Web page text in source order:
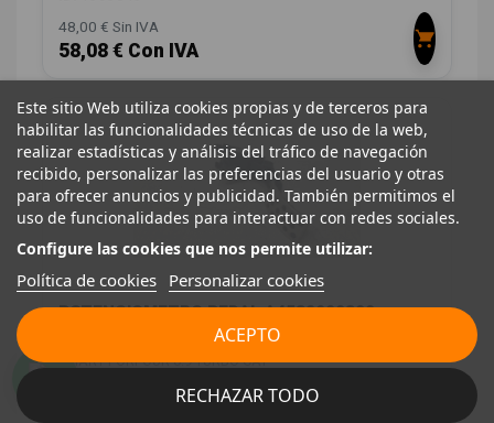
48,00 € Sin IVA
58,08 € Con IVA
POTENCIOMETRO PEDAL A4532900800
180023357R 6PV00997823
SMART FORFOUR 0.9 TURBO CAT
A4532900800
Este sitio Web utiliza cookies propias y de terceros para
habilitar las funcionalidades técnicas de uso de la web,
realizar estadísticas y análisis del tráfico de navegación
recibido, personalizar las preferencias del usuario y otras
para ofrecer anuncios y publicidad. También permitimos el
uso de funcionalidades para interactuar con redes sociales.
Configure las cookies que nos permite utilizar:
Política de cookies Personalizar cookies
RECHAZAR TODO
ACEPTO